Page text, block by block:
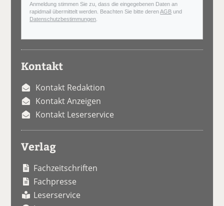
Anmeldung stimmen Sie zu, dass die eingegebenen Daten an
rapidmail übermittelt werden. Beachten Sie bitte derenAGB und
Datenschutzbestimmungen
Kontakt
Kontakt Redaktion
Kontakt Anzeigen
Kontakt Leserservice
Verlag
Fachzeitschriften
Fachpresse
Leserservice